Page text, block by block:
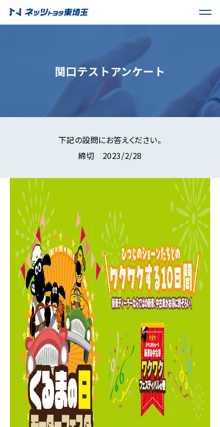
関口テストアンケート
下記の設問にお答えください。
締切 2023/2/28